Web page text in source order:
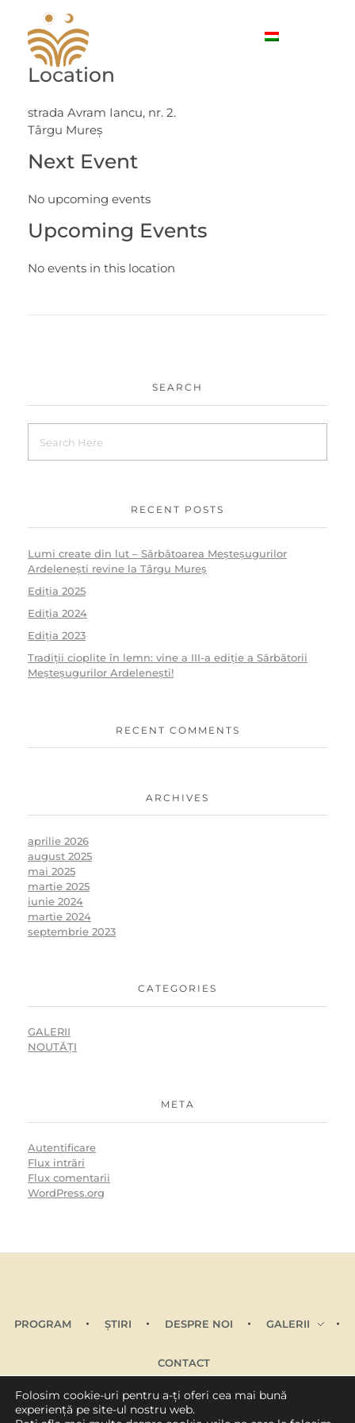
IV. Sărbătoarea Meşteşugurilor Ardeleneşti
19-20 Septembrie 2026, Târgu Mureș
Location
strada Avram Iancu, nr. 2.
Târgu Mureș
Next Event
No upcoming events
Upcoming Events
No events in this location
SEARCH
RECENT POSTS
Lumi create din lut – Sărbătoarea Meșteșugurilor
Ardelenești revine la Târgu Mureș
Ediţia 2025
Ediţia 2024
Ediţia 2023
Tradiții cioplite în lemn: vine a III-a ediție a Sărbătorii
Meșteșugurilor Ardelenești!
RECENT COMMENTS
ARCHIVES
aprilie 2026
august 2025
mai 2025
martie 2025
iunie 2024
martie 2024
septembrie 2023
CATEGORIES
GALERII
NOUTĂȚI
META
Autentificare
Flux intrări
Flux comentarii
WordPress.org
PROGRAM ŞTIRI DESPRE NOI GALERII
CONTACT
© 2025 Fundația Casa Tradițiilor Ardelenești
Folosim cookie-uri pentru a-ți oferi cea mai bună
experiență pe site-ul nostru web.